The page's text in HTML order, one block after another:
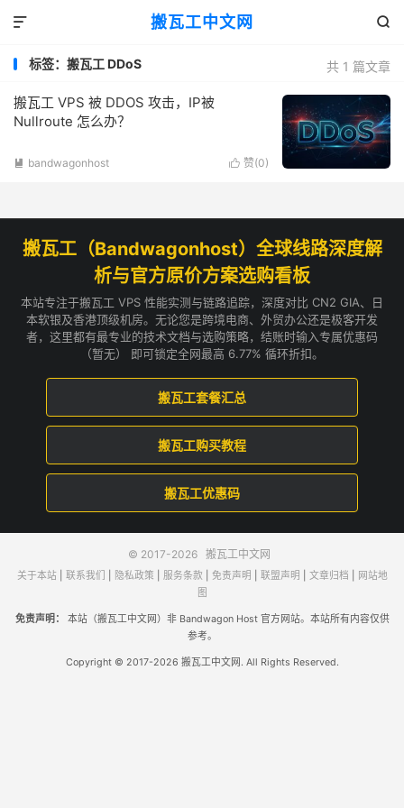
搬瓦工中文网 

共 1 篇文章
标签：搬瓦工 DDoS
搬瓦工 VPS 被 DDOS 攻击，IP被
Nullroute 怎么办？
 赞(0)
 bandwagonhost
搬瓦工（Bandwagonhost）全球线路深度解
析与官方原价方案选购看板
本站专注于搬瓦工 VPS 性能实测与链路追踪，深度对比 CN2 GIA、日
本软银及香港顶级机房。无论您是跨境电商、外贸办公还是极客开发
者，这里都有最专业的技术文档与选购策略，结账时输入专属优惠码
（暂无） 即可锁定全网最高 6.77% 循环折扣。
搬瓦工套餐汇总
搬瓦工购买教程
搬瓦工优惠码
© 2017-2026 搬瓦工中文网
关于本站| 联系我们 隐私政策 服务条款 免责声明 联盟声明 文章归档
网站地
图
免责声明：
本站（搬瓦工中文网）非 Bandwagon Host 官方网站。本站所有内容仅供
参考。
Copyright © 2017-2026 搬瓦工中文网. All Rights Reserved.